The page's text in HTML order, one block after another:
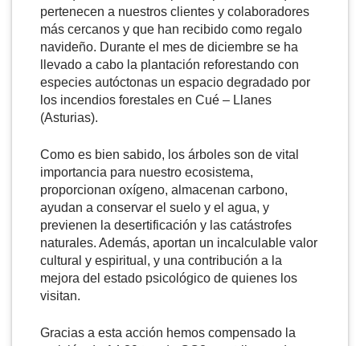
pertenecen a nuestros clientes y colaboradores
más cercanos y que han recibido como regalo
navideño. Durante el mes de diciembre se ha
llevado a cabo la plantación reforestando con
especies autóctonas un espacio degradado por
los incendios forestales en Cué – Llanes
(Asturias).
Como es bien sabido, los árboles son de vital
importancia para nuestro ecosistema,
proporcionan oxígeno, almacenan carbono,
ayudan a conservar el suelo y el agua, y
previenen la desertificación y las catástrofes
naturales. Además, aportan un incalculable valor
cultural y espiritual, y una contribución a la
mejora del estado psicológico de quienes los
visitan.
Gracias a esta acción hemos compensado la